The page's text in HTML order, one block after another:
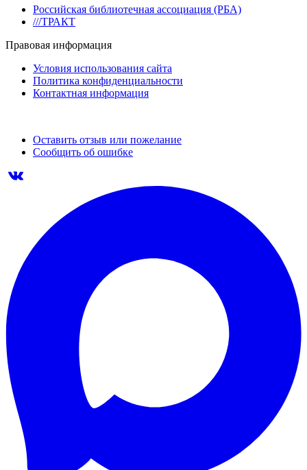
Российская библиотечная ассоциация (РБА)
///ТРАКТ
Правовая информация
Условия использования сайта
Политика конфиденциальности
Контактная информация
Оставить отзыв или пожелание
Сообщить об ошибке